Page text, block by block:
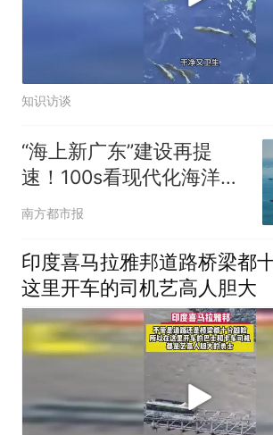
知识访谈
“海上新广东”建设再提
速！100s看现代化海洋牧
场新图景
南方都市报
印度喜马拉雅邦道路桥梁都
这里开车的司机艺高人胆大